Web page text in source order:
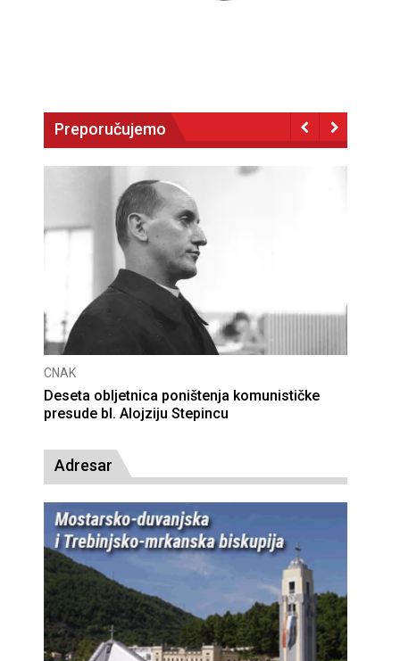
Preporučujemo
CNAK
Deseta obljetnica poništenja komunističke
presude bl. Alojziju Stepincu
Adresar